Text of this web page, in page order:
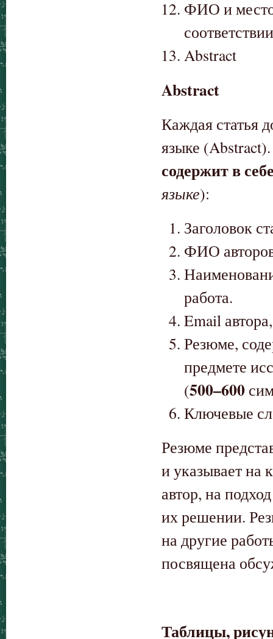
ФИО и
Abstract
Abstract
Каждая статья
языке
содержит в
языке):
Заголовок
ФИО
работа.
Email
Резюме,
предмете
(500–600
Ключевые
Резюме
и указывает на
автор, на
их решении.
на другие
посвящена
Таблицы,